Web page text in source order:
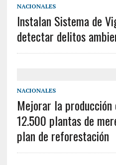
NACIONALES
Instalan Sistema de
detectar delitos
NACIONALES
Mejorar la producción
12.500 plantas de
plan de reforestación